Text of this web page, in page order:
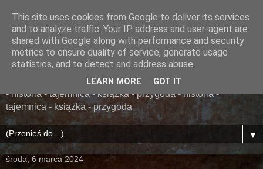
......... ZAPOMNIANA
BIBLIOTEKA ........
książka - przygoda - historia - tajemnica - książka - przygoda
- historia - tajemnica - książka - przygoda - historia -
tajemnica - książka - przygoda
▼
środa, 6 marca 2024
This site uses cookies from Google to deliver its services
and to analyze traffic. Your IP address and user-agent are
shared with Google along with performance and security
metrics to ensure quality of service, generate usage
statistics, and to detect and address abuse.
LEARN MORE GOT IT